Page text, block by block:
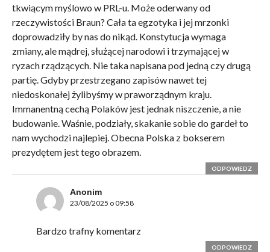
tkwiącym myślowo w PRL-u. Może oderwany od
rzeczywistości Braun? Cała ta egzotyka i jej mrzonki
doprowadziły by nas do nikąd. Konstytucja wymaga
zmiany, ale mądrej, służącej narodowi i trzymającej w
ryzach rządzących. Nie taka napisana pod jedną czy drugą
partię. Gdyby przestrzegano zapisów nawet tej
niedoskonałej żylibyśmy w praworządnym kraju.
Immanentną cechą Polaków jest jednak niszczenie, a nie
budowanie. Waśnie, podziały, skakanie sobie do gardeł to
nam wychodzi najlepiej. Obecna Polska z bokserem
prezydętem jest tego obrazem.
ODPOWIEDZ
Anonim
23/08/2025 o 09:58
Bardzo trafny komentarz
ODPOWIEDZ